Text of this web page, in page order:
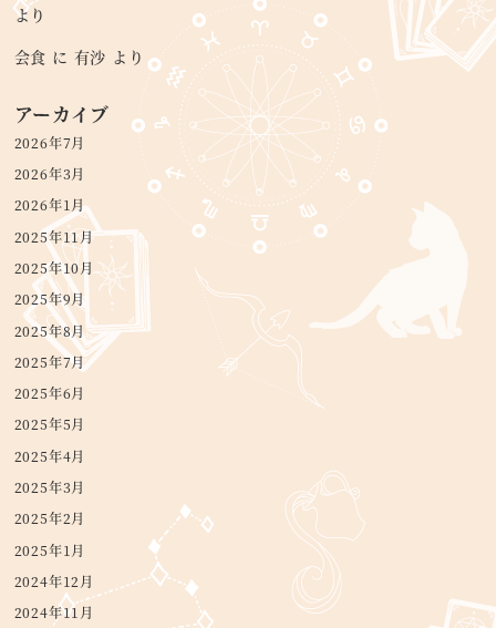
より
会食 に 有沙 より
アーカイブ
2026年7月
2026年3月
2026年1月
2025年11月
2025年10月
2025年9月
2025年8月
2025年7月
2025年6月
2025年5月
2025年4月
2025年3月
2025年2月
2025年1月
2024年12月
2024年11月